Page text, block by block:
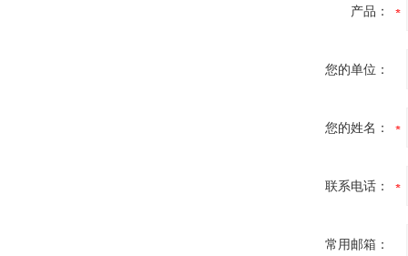
产品：
您的单位：
您的姓名：
联系电话：
常用邮箱：